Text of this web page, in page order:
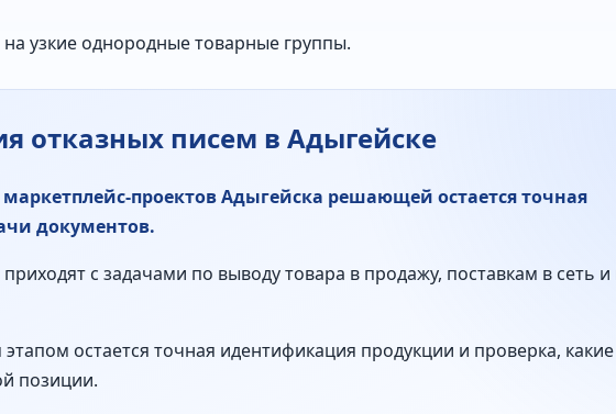
узкие однородные товарные группы.
отказных писем в Адыгейске
проектов Адыгейска решающей остается точная
документов.
с задачами по выводу товара в продажу, поставкам в сеть и
остается точная идентификация продукции и проверка,
позиции.